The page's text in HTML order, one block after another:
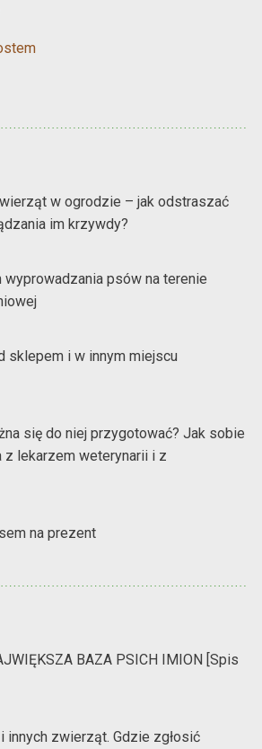
w ogrodzie – jak odstraszać
im krzywdy?
psów na terenie
sklepem i w innym miejscu
się do niej przygotować? Jak sobie
z lekarzem weterynarii i z
na prezent
BAZA PSICH IMION [Spis
innych zwierząt. Gdzie zgłosić